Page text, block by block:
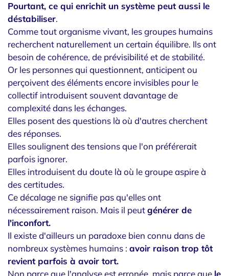
Pourtant, ce qui enrichit un système peut aussi le
déstabiliser.
Comme tout organisme vivant, les groupes humains
recherchent naturellement un certain équilibre. Ils ont
besoin de cohérence, de prévisibilité et de stabilité.
Or les personnes qui questionnent, anticipent ou
perçoivent des éléments encore invisibles pour le
collectif introduisent souvent davantage de
complexité dans les échanges.
Elles posent des questions là où d'autres cherchent
des réponses.
Elles soulignent des tensions que l'on préférerait
parfois ignorer.
Elles introduisent du doute là où le groupe aspire à
des certitudes.
Ce décalage ne signifie pas qu'elles ont
nécessairement raison. Mais il peutgénérer de
l'inconfort.
Il existe d'ailleurs un paradoxe bien connu dans de
nombreux systèmes humains : avoir raison trop tôt
revient parfois à avoir tort.
Non parce que l'analyse est erronée, mais parce que le